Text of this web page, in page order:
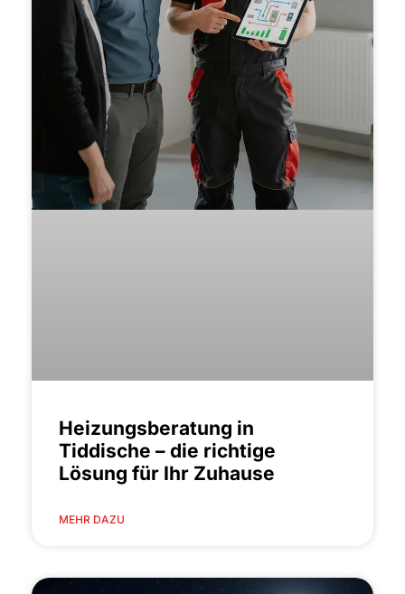
Heizungsberatung in
Tiddische – die richtige
Lösung für Ihr Zuhause
MEHR DAZU